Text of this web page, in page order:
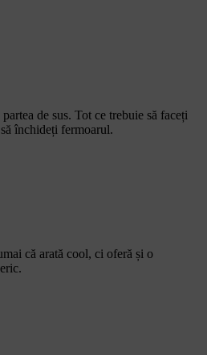
de sus. Tot ce trebuie să faceți
închideți fermoarul.
că arată cool, ci oferă și o